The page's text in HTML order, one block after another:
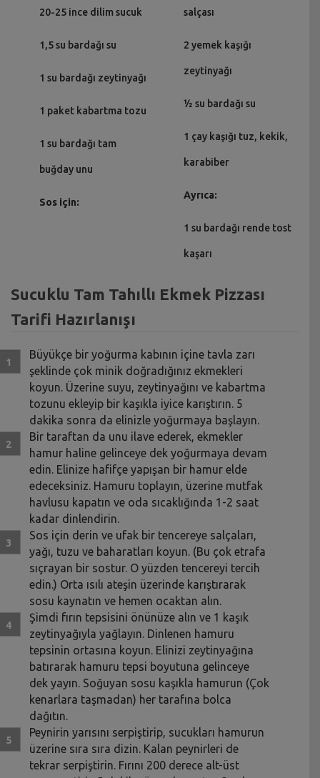
20-25 ince dilim sucuk
1,5 su bardağı su
1 su bardağı zeytinyağı
1 paket kabartma tozu
1 su bardağı tam
buğday unu
Sos için:
salçası
2 yemek kaşığı
zeytinyağı
½ su bardağı su
1 çay kaşığı tuz, kekik,
karabiber
Ayrıca:
1 su bardağı rende tost
kaşarı
Sucuklu Tam Tahıllı Ekmek Pizzası
Tarifi Hazırlanışı
Büyükçe bir yoğurma kabının içine tavla zarı
şeklinde çok minik doğradığınız ekmekleri
koyun. Üzerine suyu, zeytinyağını ve kabartma
tozunu ekleyip bir kaşıkla iyice karıştırın. 5
dakika sonra da elinizle yoğurmaya başlayın.
Bir taraftan da unu ilave ederek, ekmekler
hamur haline gelinceye dek yoğurmaya devam
edin. Elinize hafifçe yapışan bir hamur elde
edeceksiniz. Hamuru toplayın, üzerine mutfak
havlusu kapatın ve oda sıcaklığında 1-2 saat
kadar dinlendirin.
Sos için derin ve ufak bir tencereye salçaları,
yağı, tuzu ve baharatları koyun. (Bu çok etrafa
sıçrayan bir sostur. O yüzden tencereyi tercih
edin.) Orta ısılı ateşin üzerinde karıştırarak
sosu kaynatın ve hemen ocaktan alın.
Şimdi fırın tepsisini önünüze alın ve 1 kaşık
zeytinyağıyla yağlayın. Dinlenen hamuru
tepsinin ortasına koyun. Elinizi zeytinyağına
batırarak hamuru tepsi boyutuna gelinceye
dek yayın. Soğuyan sosu kaşıkla hamurun (Çok
kenarlara taşmadan) her tarafına bolca
dağıtın.
Peynirin yarısını serpiştirip, sucukları hamurun
üzerine sıra sıra dizin. Kalan peynirleri de
tekrar serpiştirin. Fırını 200 derece alt-üst